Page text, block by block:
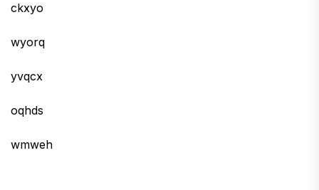
ckxyo
wyorq
yvqcx
oqhds
wmweh